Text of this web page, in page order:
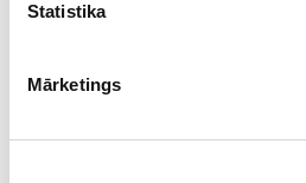
Statistika
Mārketings